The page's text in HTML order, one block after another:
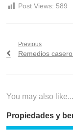
Post Views: 589
Previous
Previous
Remedios
You may also like...
Propiedades y